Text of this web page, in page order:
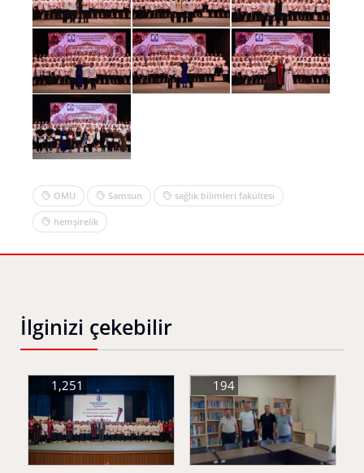
OMU Samsun sağlık bilimleri fakültesi
hemşirelik
İlginizi çekebilir
1,251 194